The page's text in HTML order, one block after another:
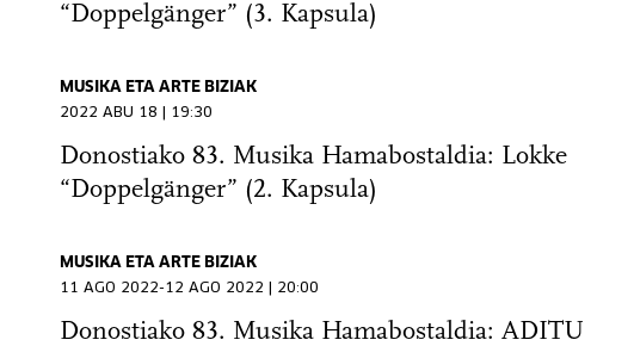
“Doppelgänger” (3. Kapsula)
MUSIKA ETA ARTE BIZIAK
2022 ABU 18 | 19:30
Donostiako 83. Musika Hamabostaldia: Lokke
“Doppelgänger” (2. Kapsula)
MUSIKA ETA ARTE BIZIAK
11 AGO 2022-12 AGO 2022 | 20:00
Donostiako 83. Musika Hamabostaldia: ADITU